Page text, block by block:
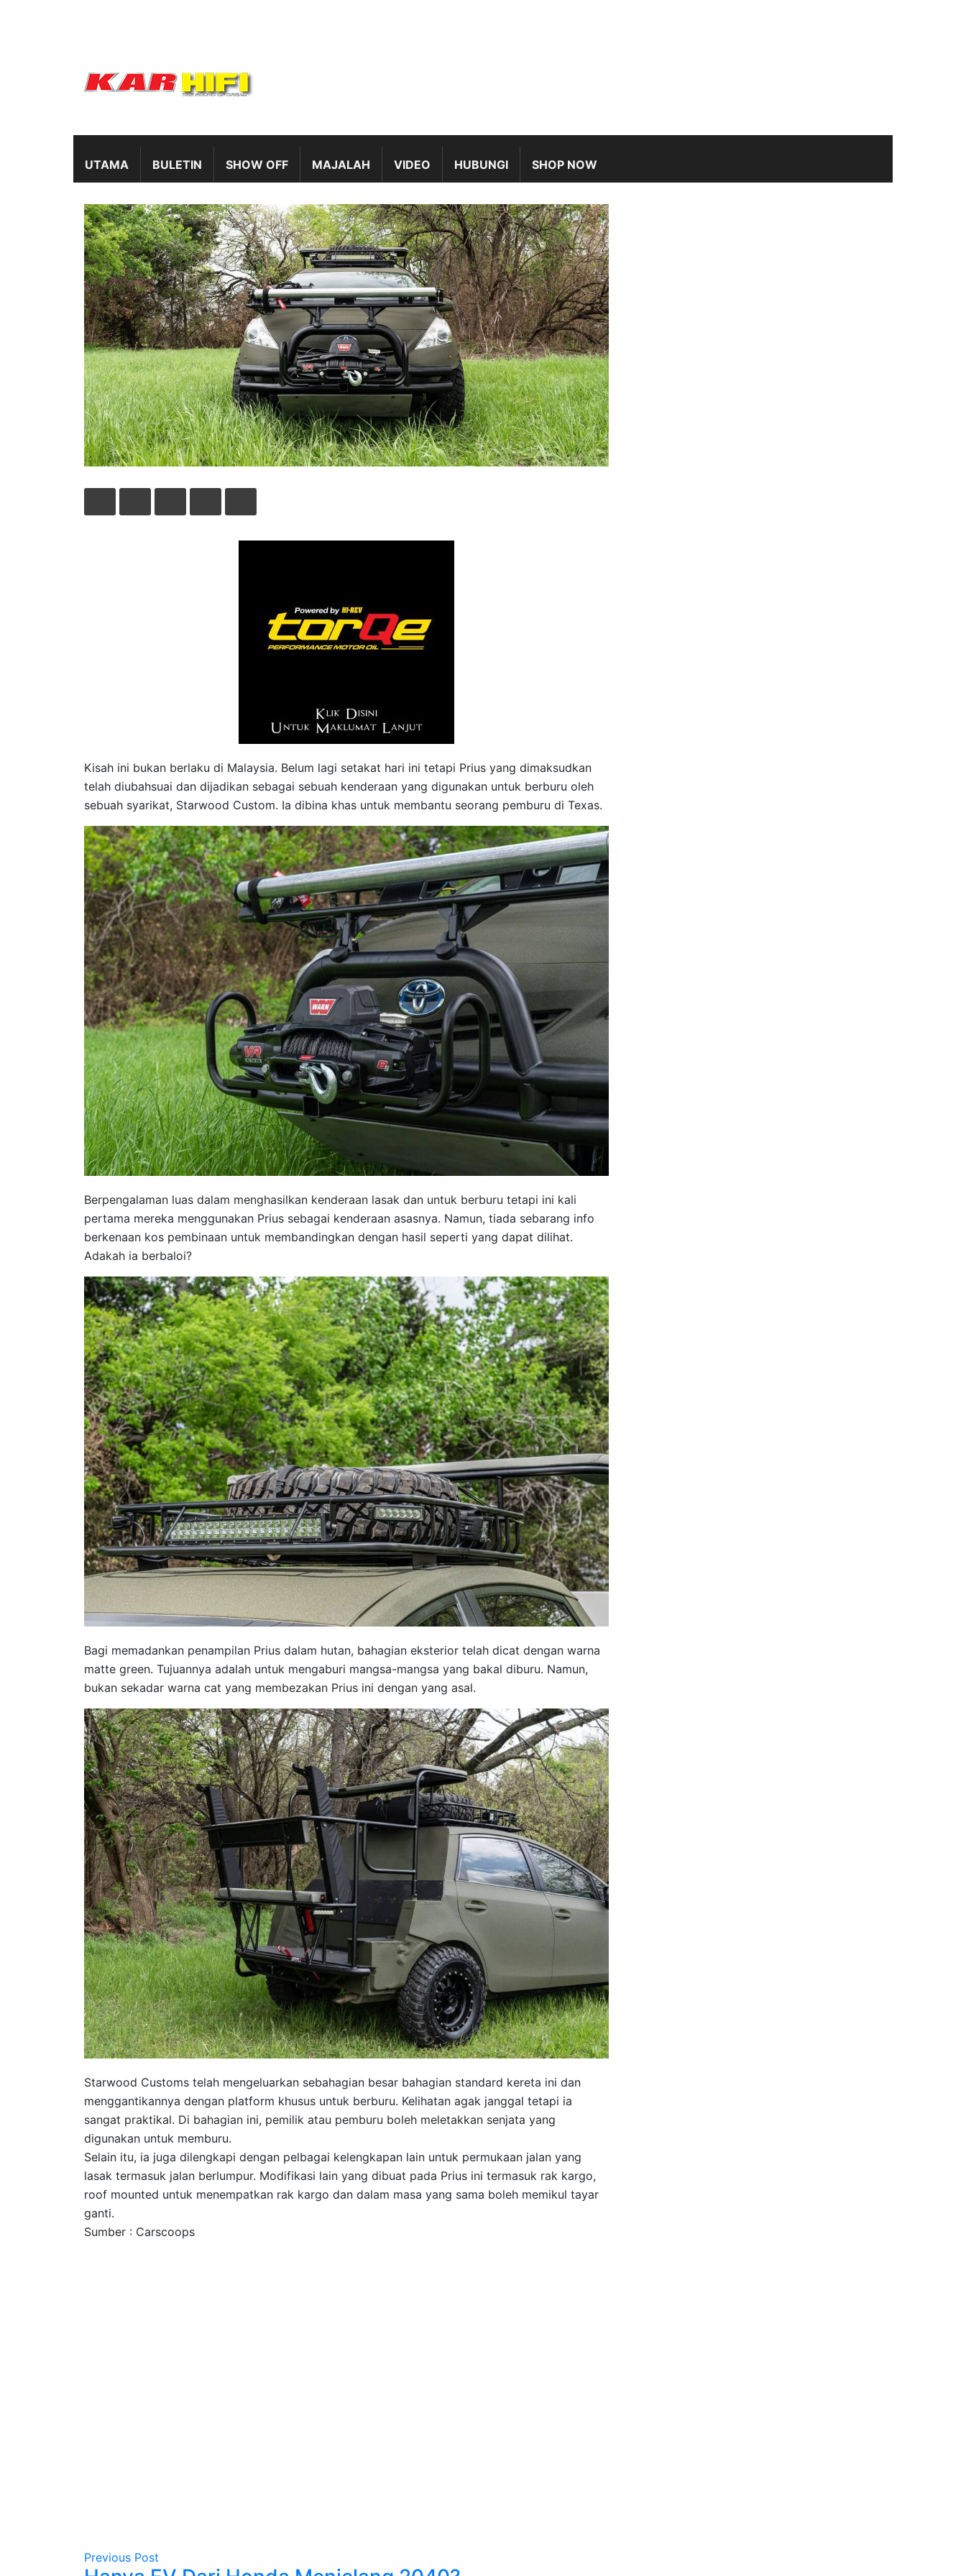
UTAMA BULETIN SHOW OFF MAJALAH VIDEO HUBUNGI SHOP NOW
Kisah ini bukan berlaku di Malaysia. Belum lagi setakat hari ini tetapi Prius yang dimaksudkan
telah diubahsuai dan dijadikan sebagai sebuah kenderaan yang digunakan untuk berburu oleh
sebuah syarikat, Starwood Custom. Ia dibina khas untuk membantu seorang pemburu di Texas.
Berpengalaman luas dalam menghasilkan kenderaan lasak dan untuk berburu tetapi ini kali
pertama mereka menggunakan Prius sebagai kenderaan asasnya. Namun, tiada sebarang info
berkenaan kos pembinaan untuk membandingkan dengan hasil seperti yang dapat dilihat.
Adakah ia berbaloi?
Bagi memadankan penampilan Prius dalam hutan, bahagian eksterior telah dicat dengan warna
matte green. Tujuannya adalah untuk mengaburi mangsa-mangsa yang bakal diburu. Namun,
bukan sekadar warna cat yang membezakan Prius ini dengan yang asal.
Starwood Customs telah mengeluarkan sebahagian besar bahagian standard kereta ini dan
menggantikannya dengan platform khusus untuk berburu. Kelihatan agak janggal tetapi ia
sangat praktikal. Di bahagian ini, pemilik atau pemburu boleh meletakkan senjata yang
digunakan untuk memburu.
Selain itu, ia juga dilengkapi dengan pelbagai kelengkapan lain untuk permukaan jalan yang
lasak termasuk jalan berlumpur. Modifikasi lain yang dibuat pada Prius ini termasuk rak kargo,
roof mounted untuk menempatkan rak kargo dan dalam masa yang sama boleh memikul tayar
ganti.
Sumber : Carscoops
Previous Post